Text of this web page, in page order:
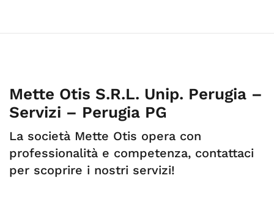
Mette Otis S.R.L. Unip. Perugia –
Servizi – Perugia PG
La società Mette Otis opera con
professionalità e competenza, contattaci
per scoprire i nostri servizi!